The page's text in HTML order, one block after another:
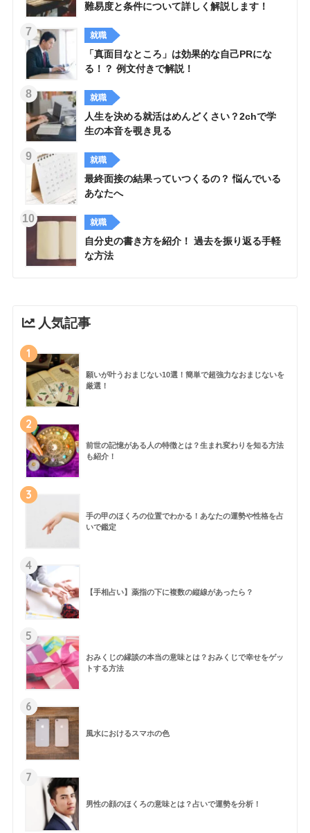
難易度と条件について詳しく解説します！
就職
「真面目なところ」は効果的な自己PRにな
る！？ 例文付きで解説！
就職
人生を決める就活はめんどくさい？2chで学
生の本音を覗き見る
就職
最終面接の結果っていつくるの？ 悩んでいる
あなたへ
就職
自分史の書き方を紹介！ 過去を振り返る手軽
な方法
人気記事
1
願いが叶うおまじない10選！簡単で超強力なおまじないを
厳選！
2
前世の記憶がある人の特徴とは？生まれ変わりを知る方法
も紹介！
3
手の甲のほくろの位置でわかる！あなたの運勢や性格を占
いで鑑定
4
【手相占い】薬指の下に複数の縦線があったら？
5
おみくじの縁談の本当の意味とは？おみくじで幸せをゲッ
トする方法
6
風水におけるスマホの色
7
男性の顔のほくろの意味とは？占いで運勢を分析！